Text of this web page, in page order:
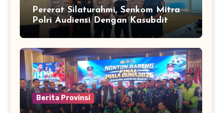
Pererat Silaturahmi, Senkom Mitra
Polri Audiensi Dengan Kasubdit
Bhabinkamtibmas Polda Banten
Berita Provinsi